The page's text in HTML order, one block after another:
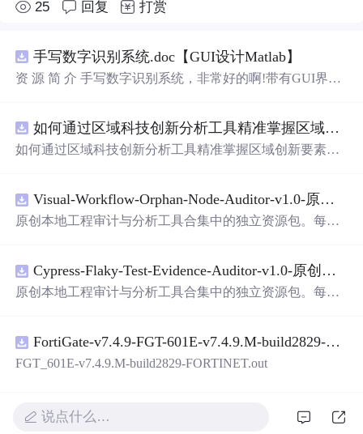
25 回复 打赏
手写数字识别系统.doc【GUI设计Matlab】
资 源 简 介 手写数字识别系统，非常好的啊!带有GUI界
带有直观的图形用户界面（GUI），非常容易使用。你只
需要将手写数字输入系统，它将立即给出准确的识别结
是一个非常方便和实用的工具，你一定会喜欢它的！
如何通过区域科技创新分析工具精准掌握区域创新要素分布与产业链融合现状？.docx
如何通过区域科技创新分析工具精准掌握区域创新要素分
Visual-Workflow-Orphan-Node-Auditor-v1.0-原创源码与文档.zip
原创本地工程审计与分析工具合集中的独立资源包。每个
README、运行说明、功能清单、MIT License及原创与授
权声明。解压后进入project目录，执行npm test验证算法，
目源码、Logo、官方截图、论文、生产日志或其他受限素
材。适合前端开发、AI应用工程、测试审计和课程实践。
Cypress-Flaky-Test-Evidence-Auditor-v1.0-原创源码与文档.zip
原创本地工程审计与分析工具合集中的独立资源包。每个
README、运行说明、功能清单、MIT License及原创与授
权声明。解压后进入project目录，执行npm test验证算法，
目源码、Logo、官方截图、论文、生产日志或其他受限素
材。适合前端开发、AI应用工程、测试审计和课程实践。
FortiGate-v7.4.9-FGT-601E-v7.4.9.M-build2829-FORTINET.out
FGT_601E-v7.4.9.M-build2829-FORTINET.out
说点什么…